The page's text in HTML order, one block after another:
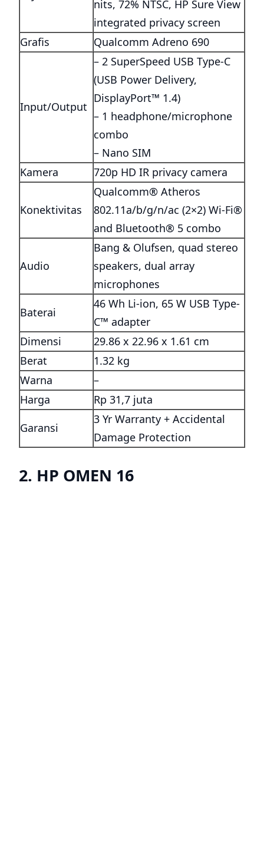
nits, 72% NTSC, HP Sure View
integrated privacy screen
Grafis
Qualcomm Adreno 690
Input/Output
– 2 SuperSpeed USB Type-C
(USB Power Delivery,
DisplayPort™ 1.4)
– 1 headphone/microphone
combo
– Nano SIM
Kamera
720p HD IR privacy camera
Konektivitas
Qualcomm® Atheros
802.11a/b/g/n/ac (2×2) Wi-Fi®
and Bluetooth® 5 combo
Audio
Bang & Olufsen, quad stereo
speakers, dual array
microphones
Baterai
46 Wh Li-ion, 65 W USB Type-
C™ adapter
Dimensi
29.86 x 22.96 x 1.61 cm
Berat
1.32 kg
Warna
–
Harga
Rp 31,7 juta
Garansi
3 Yr Warranty + Accidental
Damage Protection
2. HP OMEN 16